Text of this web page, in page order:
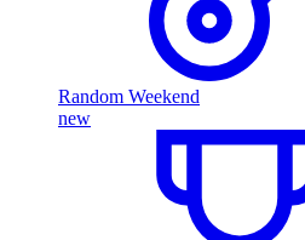
Random Weekend
new